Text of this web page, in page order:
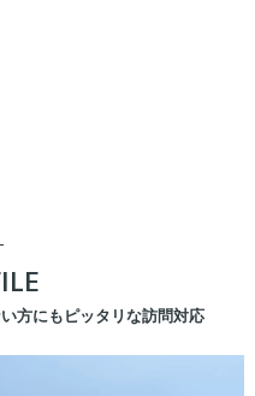
方にもピッタリな訪問対応